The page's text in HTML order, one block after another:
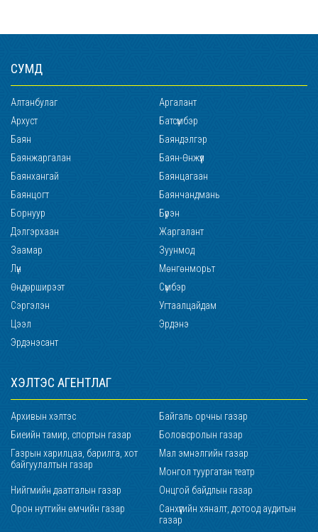
СУМД
Алтанбулаг
Аргалант
Архуст
Батсүмбэр
Баян
Баяндэлгэр
Баянжаргалан
Баян-Өнжүүл
Баянхангай
Баянцагаан
Баянцогт
Баянчандмань
Борнуур
Бүрэн
Дэлгэрхаан
Жаргалант
Заамар
Зуунмод
Лүн
Мөнгөнморьт
Өндөрширээт
Сүмбэр
Сэргэлэн
Угтаалцайдам
Цээл
Эрдэнэ
Эрдэнэсант
ХЭЛТЭС АГЕНТЛАГ
Архивын хэлтэс
Байгаль орчны газар
Биеийн тамир, спортын газар
Боловсролын газар
Газрын харилцаа, барилга, хот
байгуулалтын газар
Мал эмнэлгийн газар
Монгол туургатан театр
Нийгмийн даатгалын газар
Онцгой байдлын газар
Орон нутгийн өмчийн газар
Санхүүгийн хяналт, дотоод аудитын
газар